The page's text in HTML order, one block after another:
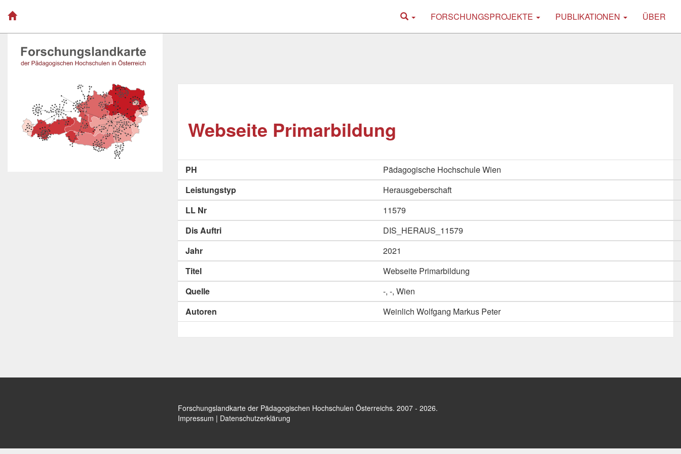
FORSCHUNGSPROJEKTE PUBLIKATIONEN ÜBER
Webseite Primarbildung
PH
Pädagogische Hochschule Wien
Leistungstyp
Herausgeberschaft
LL Nr
11579
Dis Auftri
DIS_HERAUS_11579
Jahr
2021
Titel
Webseite Primarbildung
Quelle
-, -, Wien
Autoren
Weinlich Wolfgang Markus Peter
Forschungslandkarte der Pädagogischen Hochschulen Österreichs. 2007 - 2026.
Impressum | Datenschutzerklärung